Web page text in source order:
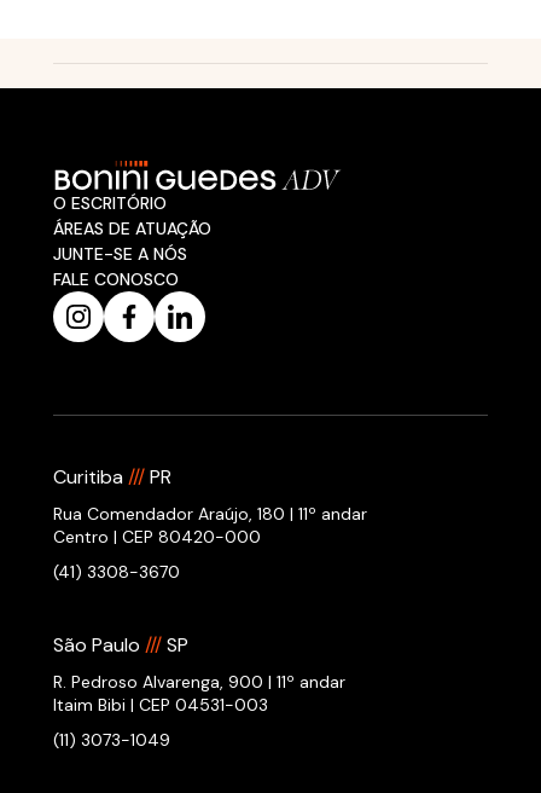
O ESCRITÓRIO
ÁREAS DE ATUAÇÃO
JUNTE-SE A NÓS
FALE CONOSCO
Curitiba///PR
Rua Comendador Araújo, 180 | 11º andar
Centro | CEP 80420-000
(41) 3308-3670
São Paulo ///SP
R. Pedroso Alvarenga, 900 | 11º andar
Itaim Bibi | CEP 04531-003
(11) 3073-1049